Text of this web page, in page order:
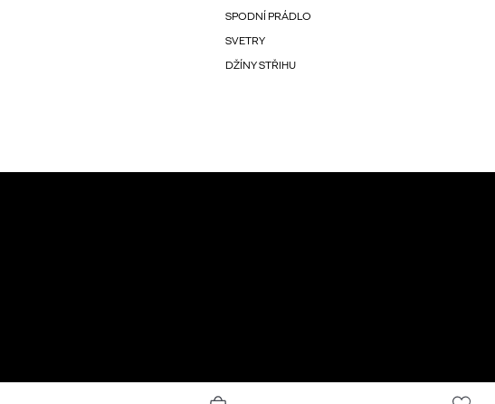
SPODNÍ PRÁDLO
SVETRY
DŽÍNY STŘIHU